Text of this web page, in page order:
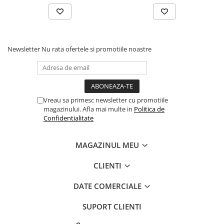
Newsletter Nu rata ofertele si promotiile noastre
Vreau sa primesc newsletter cu promotiile
magazinului. Afla mai multe in Politica de
Confidentialitate
MAGAZINUL MEU
CLIENTI
DATE COMERCIALE
SUPORT CLIENTI